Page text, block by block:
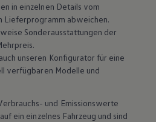
in einzelnen Details vom
Lieferprogramm abweichen.
Sonderausstattungen der
unseren Konfigurator für eine
verfügbaren Modelle und
und Emissionswerte
ein einzelnes Fahrzeug und sind